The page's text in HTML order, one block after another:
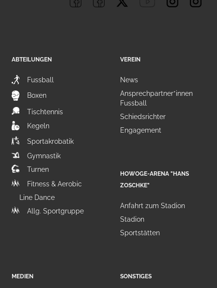
ABTEILUNGEN
Fussball
Boxen
Tischtennis
Kegeln
Sportakrobatik
Gymnastik
Turnen
Fitness & Aerobic
Line Dance
Allg. Sportgruppe
VEREIN
News
Ansprechpartner*innen
Fussball
Schiedsrichter
Engagement
HOWOGE-ARENA "HANS
ZOSCHKE"
Anfahrt zum Stadion
Stadion
Sportstätten
MEDIEN SONSTIGES